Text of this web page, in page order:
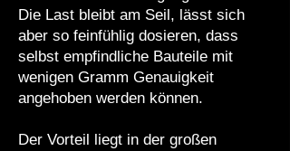
Die Last bleibt am Seil, lässt sich
aber so feinfühlig dosieren, dass
selbst empfindliche Bauteile mit
wenigen Gramm Genauigkeit
angehoben werden können.
Der Vorteil liegt in der großen